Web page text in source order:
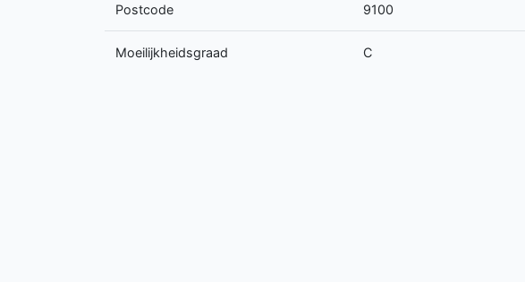
Postcode 9100
Moeilijkheidsgraad C